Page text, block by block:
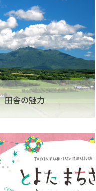
田舎の魅力